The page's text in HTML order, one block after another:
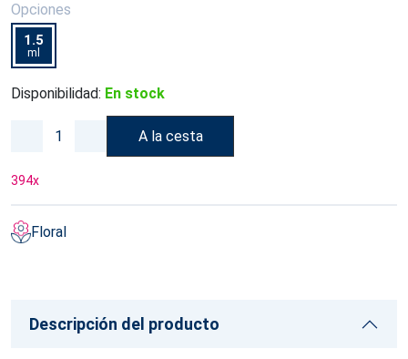
Opciones
1.5
ml
Disponibilidad: En stock
A la cesta
394x
Floral
Descripción del producto